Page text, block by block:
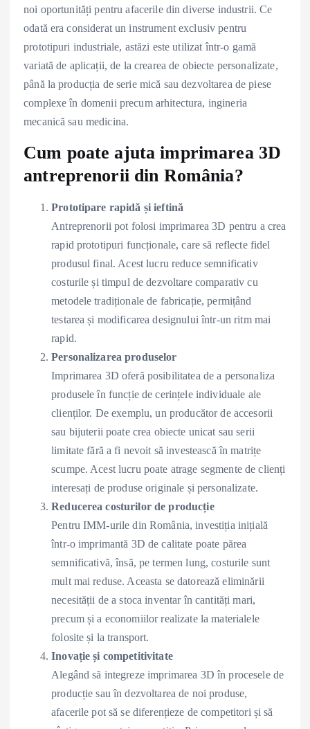
noi oportunități pentru afacerile din diverse industrii. Ce
odată era considerat un instrument exclusiv pentru
prototipuri industriale, astăzi este utilizat într-o gamă
variată de aplicații, de la crearea de obiecte personalizate,
până la producția de serie mică sau dezvoltarea de piese
complexe în domenii precum arhitectura, ingineria
mecanică sau medicina.
Cum poate ajuta imprimarea 3D
antreprenorii din România?
Prototipare rapidă și ieftină
Antreprenorii pot folosi imprimarea 3D pentru a crea
rapid prototipuri funcționale, care să reflecte fidel
produsul final. Acest lucru reduce semnificativ
costurile și timpul de dezvoltare comparativ cu
metodele tradiționale de fabricație, permițând
testarea și modificarea designului într-un ritm mai
rapid.
Personalizarea produselor
Imprimarea 3D oferă posibilitatea de a personaliza
produsele în funcție de cerințele individuale ale
clienților. De exemplu, un producător de accesorii
sau bijuterii poate crea obiecte unicat sau serii
limitate fără a fi nevoit să investească în matrițe
scumpe. Acest lucru poate atrage segmente de clienți
interesați de produse originale și personalizate.
Reducerea costurilor de producție
Pentru IMM-urile din România, investiția inițială
într-o imprimantă 3D de calitate poate părea
semnificativă, însă, pe termen lung, costurile sunt
mult mai reduse. Aceasta se datorează eliminării
necesității de a stoca inventar în cantități mari,
precum și a economiilor realizate la materialele
folosite și la transport.
Inovație și competitivitate
Alegând să integreze imprimarea 3D în procesele de
producție sau în dezvoltarea de noi produse,
afacerile pot să se diferențieze de competitori și să